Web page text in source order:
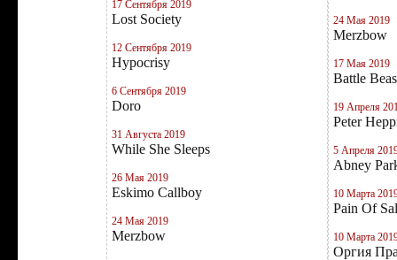
17 Сентября 2019
Lost Society
12 Сентября 2019
Hypocrisy
6 Сентября 2019
Doro
31 Августа 2019
While She Sleeps
26 Мая 2019
Eskimo Callboy
24 Мая 2019
Merzbow
24 Мая 2019
Merzbow
17 Мая 2019
Battle
19 Апреля
Peter
5 Апреля
Abney
10 Марта
Pain Of
10 Марта
Оргия